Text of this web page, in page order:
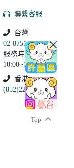
Top
聯繫客服
台灣
02-8751-2102
服務時間:
10:00~19:00
香港
(852)2250-9311